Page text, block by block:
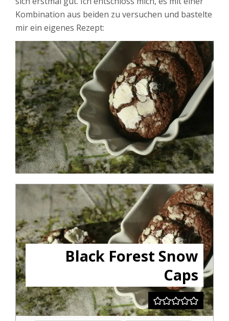
Kombination aus beiden zu versuchen und bastelte
mir ein eigenes Rezept:
Black Forest Snow
Caps